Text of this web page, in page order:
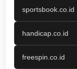
sportsbook.co.id
handicap.co.id
freespin.co.id